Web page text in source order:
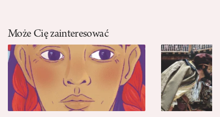
Może Cię zainteresować